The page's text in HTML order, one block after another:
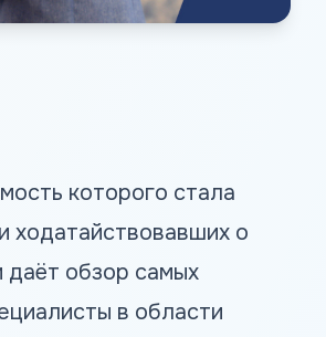
которого стала
ходатайствовавших о
обзор самых
в области